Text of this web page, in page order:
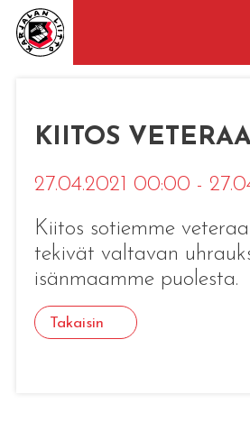
KIITOS
27.04.2021 00:00 -
Kiitos sotiemme
tekivät valtavan
isänmaamme puolesta.
Takaisin